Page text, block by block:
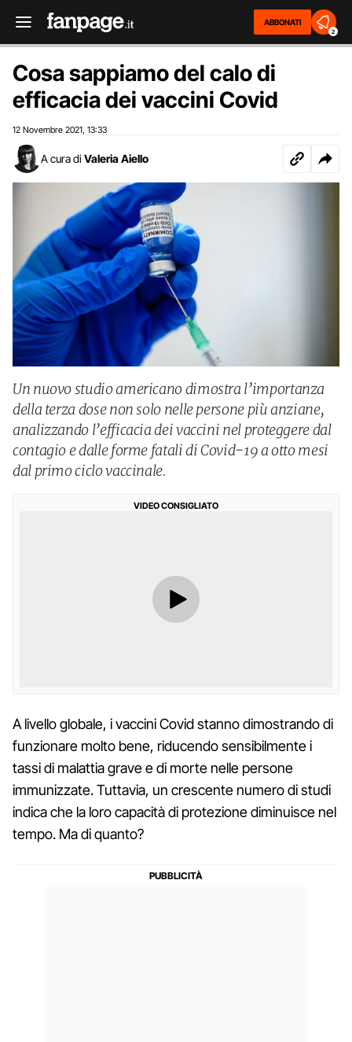
ABBONATI
2
Cosa sappiamo del calo di
efficacia dei vaccini Covid
12 Novembre 2021 13:33
A cura di Valeria Aiello
Un nuovo studio americano dimostra l’importanza
della terza dose non solo nelle persone più anziane,
analizzando l’efficacia dei vaccini nel proteggere dal
contagio e dalle forme fatali di Covid-19 a otto mesi
dal primo ciclo vaccinale.
VIDEO CONSIGLIATO
A livello globale, i vaccini Covid stanno dimostrando di
funzionare molto bene, riducendo sensibilmente i
tassi di malattia grave e di morte nelle persone
immunizzate. Tuttavia, un crescente numero di studi
indica che la loro capacità di protezione diminuisce nel
tempo. Ma di quanto?